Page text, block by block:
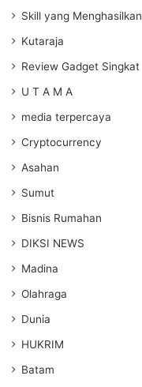
Skill yang Menghasilkan
Kutaraja
Review Gadget Singkat
U T A M A
media terpercaya
Cryptocurrency
Asahan
Sumut
Bisnis Rumahan
DIKSI NEWS
Madina
Olahraga
Dunia
HUKRIM
Batam